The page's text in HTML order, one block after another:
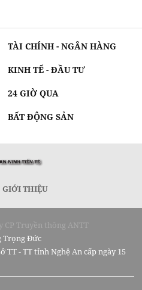
TÀI CHÍNH - NGÂN HÀNG
KINH TẾ - ĐẦU TƯ
24 GIỜ QUA
BẤT ĐỘNG SẢN
GIỚI THIỆU
CP Truyền thông ANTT
Trọng Đức
TT - TT tỉnh Nghệ An cấp ngày 15